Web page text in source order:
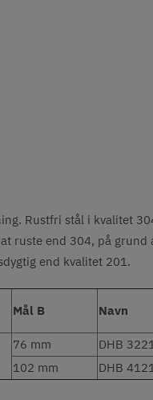
Rustfri stål i kvalitet
ruste end 304, på grund
end kvalitet 201.
Mål B Navn
76 mm DHB
102 mm DHB